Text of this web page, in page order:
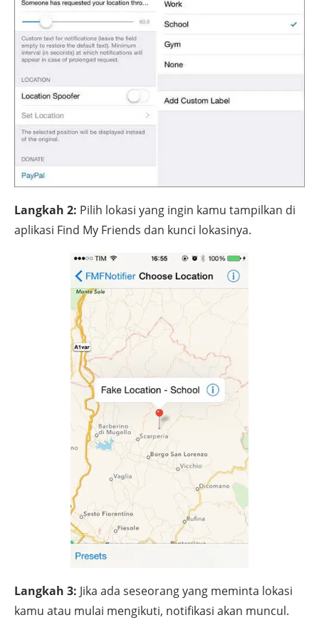
Langkah 2: Pilih lokasi yang ingin kamu tampilkan di
aplikasi Find My Friends dan kunci lokasinya.
Langkah 3: Jika ada seseorang yang meminta lokasi
kamu atau mulai mengikuti, notifikasi akan muncul.